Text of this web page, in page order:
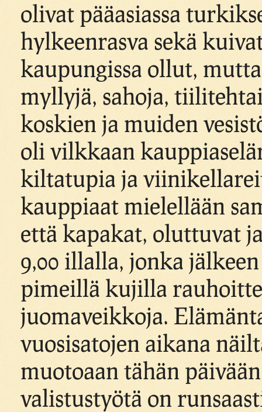
olivat pääasiassa
hylkeenrasva sekä
kaupungissa ollut,
myllyjä, sahoja,
koskien ja muiden
oli vilkkaan
kiltatupia ja
kauppiaat mielellään
että kapakat, oluttuvat
9,00 illalla, jonka
pimeillä kujilla
juomaveikkoja.
vuosisatojen aikana
muotoaan tähän
valistustyötä on